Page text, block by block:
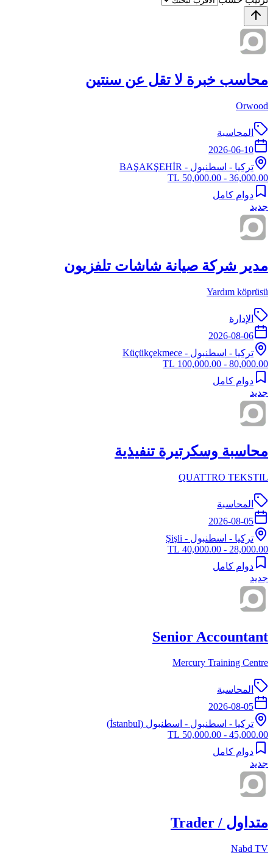
محاسب خبرة لا تقل عن سنتين
Orwood
المحاسبة
2026-06-10
تركيا - اسطنبول - BAŞAKŞEHİR
36,000.00 - 50,000.00 TL
دوام كامل
جديد
مدير شركة صيانة شاشات تلفزيون
Yardım köprüsü
الإدارة
2026-08-06
تركيا - اسطنبول - Küçükçekmece
80,000.00 - 100,000.00 TL
دوام كامل
جديد
محاسبة وسكرتيرة تنفيذية
QUATTRO TEKSTIL
المحاسبة
2026-08-05
تركيا - اسطنبول - Şişli
28,000.00 - 40,000.00 TL
دوام كامل
جديد
Senior Accountant
Mercury Training Centre
المحاسبة
2026-08-05
تركيا - اسطنبول - اسطنبول (İstanbul)
45,000.00 - 50,000.00 TL
دوام كامل
جديد
متداول / Trader
Nabd TV